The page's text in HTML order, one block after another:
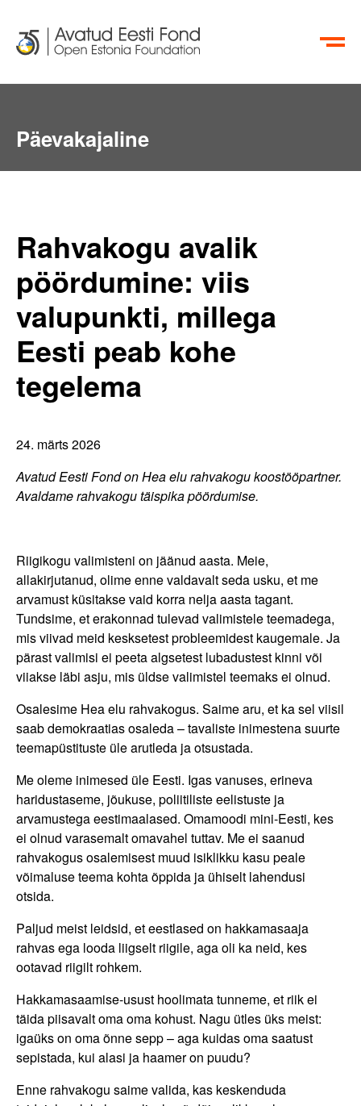
EN RU
Päevakajaline
Rahvakogu avalik
pöördumine: viis
valupunkti, millega
Eesti peab kohe
tegelema
24. märts 2026
Avatud Eesti Fond on Hea elu rahvakogu koostööpartner.
Avaldame rahvakogu täispika pöördumise.
Riigikogu valimisteni on jäänud aasta. Meie,
allakirjutanud, olime enne valdavalt seda usku, et me
arvamust küsitakse vaid korra nelja aasta tagant.
Tundsime, et erakonnad tulevad valimistele teemadega,
mis viivad meid kesksetest probleemidest kaugemale. Ja
pärast valimisi ei peeta algsetest lubadustest kinni või
viiakse läbi asju, mis üldse valimistel teemaks ei olnud.
Osalesime Hea elu rahvakogus. Saime aru, et ka sel viisil
saab demokraatias osaleda – tavaliste inimestena suurte
teemapüstituste üle arutleda ja otsustada.
Me oleme inimesed üle Eesti. Igas vanuses, erineva
haridustaseme, jõukuse, poliitiliste eelistuste ja
arvamustega eestimaalased. Omamoodi mini-Eesti, kes
ei olnud varasemalt omavahel tuttav. Me ei saanud
rahvakogus osalemisest muud isiklikku kasu peale
võimaluse teema kohta õppida ja ühiselt lahendusi
otsida.
Paljud meist leidsid, et eestlased on hakkamasaaja
rahvas ega looda liigselt riigile, aga oli ka neid, kes
ootavad riigilt rohkem.
Hakkamasaamise-usust hoolimata tunneme, et riik ei
täida piisavalt oma oma kohust. Nagu ütles üks meist:
igaüks on oma õnne sepp – aga kuidas oma saatust
sepistada, kui alasi ja haamer on puudu?
Enne rahvakogu saime valida, kas keskenduda